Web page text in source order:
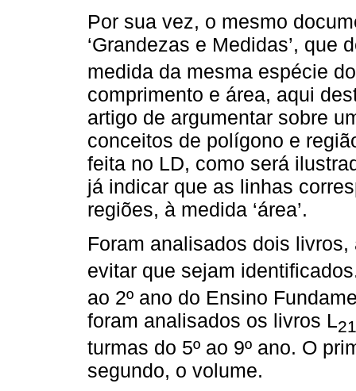
Por sua vez, o mesmo
‘Grandezas e Medidas’,
medida da mesma espécie
comprimento e área, aqui
artigo de argumentar sobre
conceitos de polígono e
feita no LD, como será
já indicar que as linhas
regiões, à medida ‘área’.
Foram analisados dois
evitar que sejam
ao 2º ano do Ensino
foram analisados os livros L 21
turmas do 5º ao 9º ano. O
segundo, o volume.